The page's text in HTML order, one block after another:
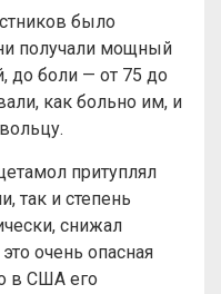
было
получали мощный
до боли — от 75 до
как больно им, и
притуплял
так и степень
снижал
очень опасная
в США его